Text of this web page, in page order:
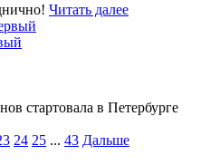
Читать далее
стартовала в Петербурге
24 25 ... 43 Дальше